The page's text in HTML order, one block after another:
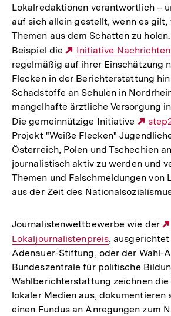
Lokalredaktionen verantwortlich –
auf sich allein gestellt, wenn es gilt,
Themen aus dem Schatten zu
Beispiel die
Externer
Link:
Initiative
regelmäßig auf ihrer Einschätzung
Flecken in der Berichterstattung hin
Schadstoffe an Schulen in
mangelhafte ärztliche Versorgung
Die gemeinnützige Initiative
Link:
Projekt "Weiße Flecken"
Österreich, Polen und Tschechien
journalistisch aktiv zu werden und
Themen und Falschmeldungen von
aus der Zeit des
Journalistenwettbewerbe wie der
Lokaljournalistenpreis,
Adenauer-Stiftung, oder der Wahl-
Bundeszentrale für politische
Wahlberichterstattung zeichnen
lokaler Medien aus, dokumentieren
einen Fundus an Anregungen zum